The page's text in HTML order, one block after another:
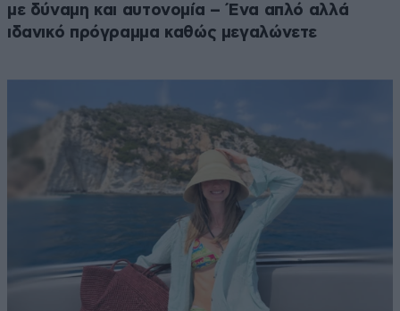
με δύναμη και αυτονομία – Ένα απλό αλλά
ιδανικό πρόγραμμα καθώς μεγαλώνετε